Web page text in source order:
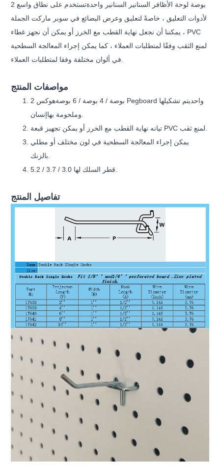
2 بوصة لوحة الأظافر السنانير السنانير واحدةتستخدم على نطاق واسع
لأدوات التعليق ، خاصةً لتعليق وعرض البضائع في سوبر ماركت الجملة
، يمكننا أن نجعل نهاية القطب مع الخرز أو يمكن أن نجهز غطاء PVC
لمنع الثقب وفقًا لمتطلبات العملاء ، كما يمكن إجراء المعالجة السطحية
في ألوان مختلفة وفقا لمتطلبات العملاء.
مواصفات المنتج
2 بوصة / 4 بوصة / 6 بوصة هوكس Pegboard واحديتم تشكيلها
وملحومة بهاإنسان.
تي
انه نهاية القطب مع الخرز أو يمكن تجهيز قبعة PVC لمنع ثقب.
يمكن إجراء المعالجة السطحية في لون مختلف أو مطلي
بالزنك.
قطر السلك لها 3.0 / 3.7 / 5.2.
تفاصيل المنتج